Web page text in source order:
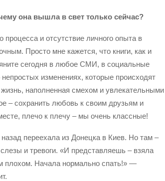
она вышла в свет только сейчас?
и отсутствие личного опыта в
Просто мне кажется, что книги, как и
сегодня в любое СМИ, в социальные
изменениях, которые происходят
жизнь, наполненная смехом и увлекательными
– сохранить любовь к своим друзьям и
плечо к плечу – мы очень классные!
переехала из Донецка в Киев. Но там –
и тревоги. «И представляешь – взяла
плохом. Начала нормально спать!» —